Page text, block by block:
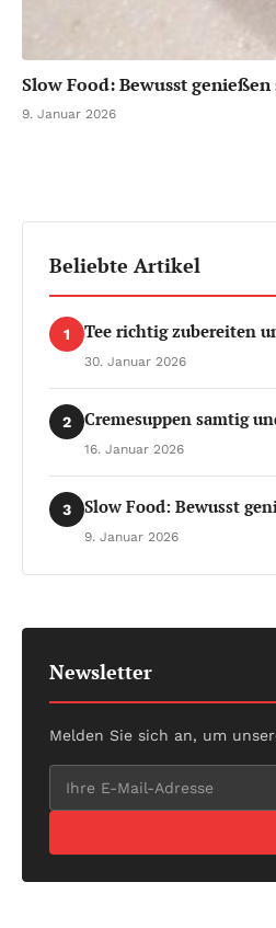
Slow Food: Bewusst
9. Januar 2026
Beliebte Artikel
1 Tee richtig zubereiten
30. Januar 2026
2 Cremesuppen samtig
16. Januar 2026
3 Slow Food: Bewusst
9. Januar 2026
Newsletter
Melden Sie sich an, um